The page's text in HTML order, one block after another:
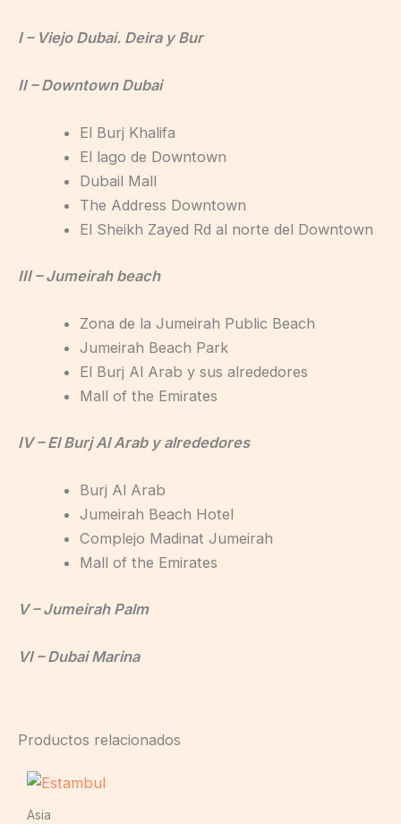
I – Viejo Dubai. Deira y Bur
II – Downtown Dubai
El Burj Khalifa
El lago de Downtown
Dubail Mall
The Address Downtown
El Sheikh Zayed Rd al norte del Downtown
III – Jumeirah beach
Zona de la Jumeirah Public Beach
Jumeirah Beach Park
El Burj Al Arab y sus alrededores
Mall of the Emirates
IV – El Burj Al Arab y alrededores
Burj Al Arab
Jumeirah Beach Hotel
Complejo Madinat Jumeirah
Mall of the Emirates
V – Jumeirah Palm
VI – Dubai Marina
Productos relacionados
Asia